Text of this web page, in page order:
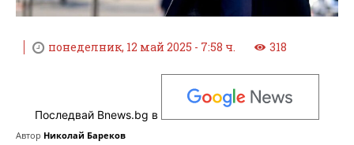
понеделник, 12 май 2025 - 7:58 ч. 318
Последвай Bnews.bg в
Автор Николай Бареков